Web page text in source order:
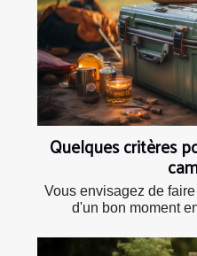
Quelques critères
Vous envisagez de
d'un bon moment